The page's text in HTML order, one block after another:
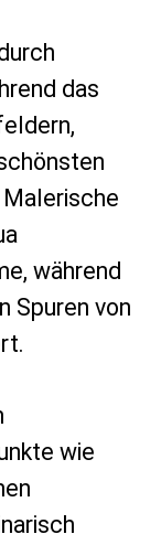
das
während
Spuren von
wie